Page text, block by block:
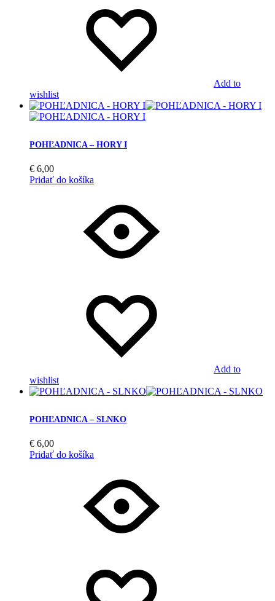
Add to
wishlist
POHĽADNICA – HORY I
€ 6,00
Pridať do košíka
Add to
wishlist
POHĽADNICA – SLNKO
€ 6,00
Pridať do košíka